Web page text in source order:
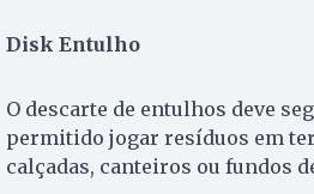
Disk Entulho
O descarte de entulhos deve
permitido jogar resíduos em
calçadas, canteiros ou fundos